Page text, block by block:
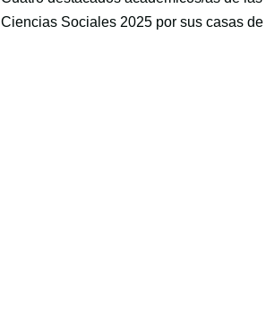
Ciencias Sociales 2025 por sus casas de